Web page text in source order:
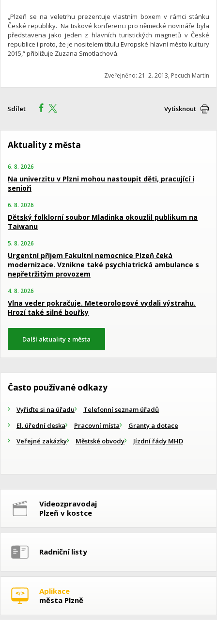
„Plzeň se na veletrhu prezentuje vlastním boxem v rámci stánku
České republiky. Na tiskové konferenci pro německé novináře byla
představena jako jeden z hlavních turistických magnetů v České
republice i proto, že je nositelem titulu Evropské hlavní město kultury
2015,“ přibližuje Zuzana Smotlachová.
Zveřejněno: 21. 2. 2013, Pecuch Martin
Sdílet Vytisknout
Aktuality z města
6. 8. 2026
Na univerzitu v Plzni mohou nastoupit děti, pracující i
senioři
6. 8. 2026
Dětský folklorní soubor Mladinka okouzlil publikum na
Taiwanu
5. 8. 2026
Urgentní příjem Fakultní nemocnice Plzeň čeká
modernizace. Vznikne také psychiatrická ambulance s
nepřetržitým provozem
4. 8. 2026
Vlna veder pokračuje. Meteorologové vydali výstrahu.
Hrozí také silné bouřky
Další aktuality z města
Často používané odkazy
Vyřiďte si na úřadu
Telefonní seznam úřadů
El. úřední deska
Pracovní místa
Granty a dotace
Veřejné zakázky
Městské obvody Jízdní řády MHD
Videozpravodaj
Plzeň v kostce
Radniční listy
Aplikace
města Plzně